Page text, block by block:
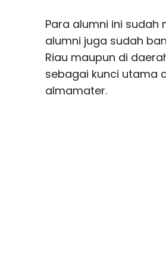
Para alumni ini sudah
alumni juga sudah
Riau maupun di
sebagai kunci utama
almamater.